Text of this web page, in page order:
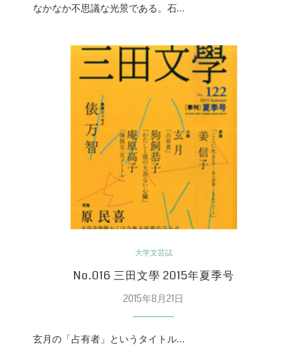
なかなか不思議な光景である。石…
大学文芸誌
No.016 三田文學 2015年夏季号
2015年8月21日
玄月の「占有者」というタイトル…